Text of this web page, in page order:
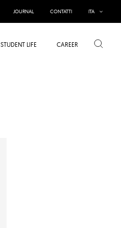
JOURNAL CONTATTI ITA
STUDENT LIFE CAREER Cerca